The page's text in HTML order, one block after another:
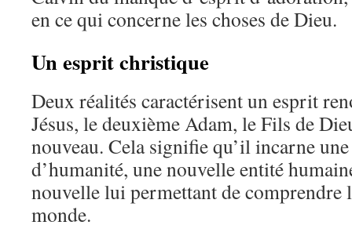
en ce qui concerne les choses de Dieu.
Un esprit christique
Deux réalités caractérisent un esprit
Jésus, le deuxième Adam, le Fils de
nouveau. Cela signifie qu’il incarne
d’humanité, une nouvelle entité
nouvelle lui permettant de comprendre
monde.